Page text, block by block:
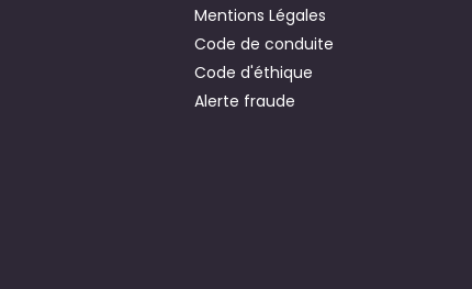
Mentions Légales
Code de conduite
Code d'éthique
Alerte fraude